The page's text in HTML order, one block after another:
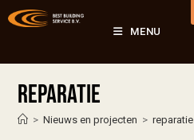
MENU
reparatie
> Nieuws en projecten > reparatie